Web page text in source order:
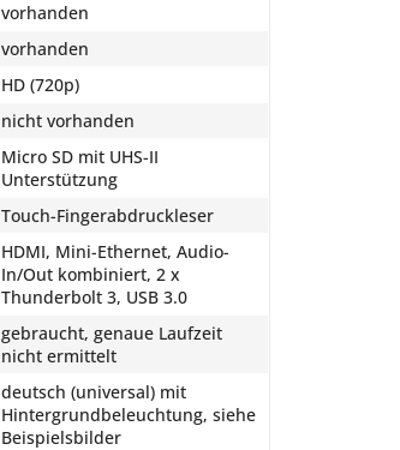
vorhanden
vorhanden
HD (720p)
nicht vorhanden
Micro SD mit UHS-II
Unterstützung
Touch-Fingerabdruckleser
HDMI, Mini-Ethernet, Audio-
In/Out kombiniert, 2 x
Thunderbolt 3, USB 3.0
gebraucht, genaue Laufzeit
nicht ermittelt
deutsch (universal) mit
Hintergrundbeleuchtung, siehe
Beispielsbilder